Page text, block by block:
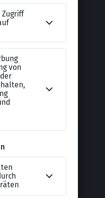
Vorlagen & Tests
Anschreiben-Vorlagen
Lebenslauf-Vorlagen
Checklisten
Testverfahren
Alle Word-Dateien
Alle Downloads
XING Impressum